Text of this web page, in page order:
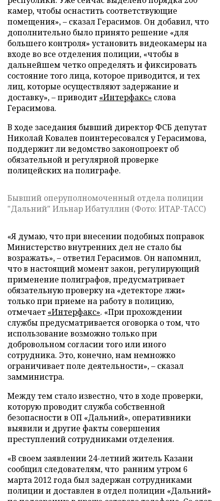
камер, чтобы оснастить соответствующие
помещения», – сказал Герасимов. Он добавил, что
дополнительно было принято решение «для
большего контроля» установить видеокамеры на
входе во все отделения полиции, «чтобы в
дальнейшем четко определять и фиксировать
состояние того лица, которое приводится, и тех
лиц, которые осуществляют задержание и
доставку», – приводит «Интерфакс» слова
Герасимова.
В ходе заседания бывший директор ФСБ депутат
Николай Ковалев поинтересовался у Герасимова,
поддержит ли ведомство законопроект об
обязательной и регулярной проверке
полицейских на полиграфе.
Бывший оперуполномоченный отдела полиции
"Дальний" Ильнар Ибатуллин (Фото: ИТАР-ТАСС)
«Я думаю, что при внесении подобных поправок
Министерство внутренних дел не стало бы
возражать», – ответил Герасимов. Он напомнил,
что в настоящий момент закон, регулирующий
применение полиграфов, предусматривает
обязательную проверку на «детекторе лжи»
только при приеме на работу в полицию,
отмечает «Интерфакс». «При прохождении
службы предусматривается оговорка о том, что
использование возможно только при
добровольном согласии того или иного
сотрудника. Это, конечно, нам немножко
ограничивает поле деятельности», – сказал
замминистра.
Между тем стало известно, что в ходе проверки,
которую проводит служба собственной
безопасности в ОП «Дальний», оперативники
выявили и другие факты совершения
преступлений сотрудниками отделения.
«В своем заявлении 24-летний житель Казани
сообщил следователям, что ранним утром 6
марта 2012 года был задержан сотрудниками
полиции и доставлен в отдел полиции «Дальний»